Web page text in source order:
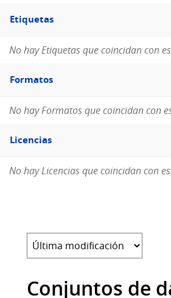
Filtro
Etiquetas
Etiquetas
No hay Etiquetas que coincidan con
Filtro
Formatos
Formatos
No hay Formatos que coincidan con
Filtro
Licencias
Licencias
No hay Licencias que coincidan con
Conjuntos de